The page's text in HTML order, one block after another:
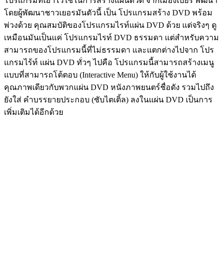
โดยผู้พัฒนาชาวเยอรมันตัวนี้ เป็น โปรแกรมสร้าง DVD พร้อม
พ่วงด้วย คุณสมบัติของโปรแกรมไรท์แผ่น DVD ด้วย แต่จริงๆ ดู
เหมือนมันเป็นแค่ โปรแกรมไรท์ DVD ธรรมดา แต่สำหรับความ
สามารถของโปรแกรมนี้ที่ไม่ธรรมดา และแตกต่างไปจาก โปร
แกรมไร้ท์ แผ่น DVD ทั่วๆ ไปคือ โปรแกรมนี้สามารถสร้างเมนู
แบบที่สามารถโต้ตอบ (Interactive Menu) ให้กับผู้ใช้งานได้
คุณภาพเดียวกับพวกแผ่น DVD หนังภาพยนตร์ชื่อดัง รวมไปถึง
ยังใส่ คำบรรยายประกอบ (ซับไตเติ้ล) ลงในแผ่น DVD เป็นการ
เพิ่มเติมได้อีกด้วย